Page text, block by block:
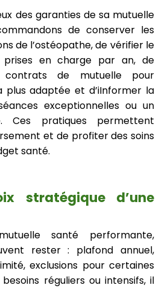
des garanties de sa mutuelle
de conserver les
de l’ostéopathe, de vérifier le
prises en charge par an, de
contrats de mutuelle pour
adaptée et d’iInformer la
exceptionnelles ou un
Ces pratiques permettent
et de profiter des soins
santé.
stratégique d’une
santé performante,
rester : plafond annuel,
exclusions pour certaines
réguliers ou intensifs, il